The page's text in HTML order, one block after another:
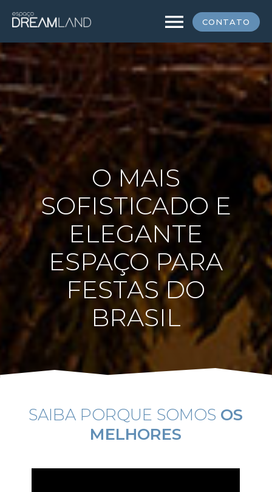
CONTATO
menu
O MAIS
SOFISTICADO E
ELEGANTE
ESPAÇO PARA
FESTAS DO
BRASIL
SAIBA PORQUE SOMOS OS
MELHORES